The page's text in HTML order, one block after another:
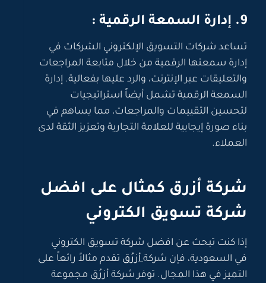
9. إدارة السمعة الرقمية :
تساعد شركات التسويق الإلكتروني الشركات في
إدارة سمعتها الرقمية من خلال متابعة المراجعات
والتعليقات عبر الإنترنت، والرد عليها بفعالية. إدارة
السمعة الرقمية تشمل أيضاً استراتيجيات
لتحسين التقييمات والمراجعات، مما يساهم في
بناء صورة إيجابية للعلامة التجارية وتعزيز الثقة لدى
العملاء.
شركة أزرق كمثال على افضل
شركة تسويق الكتروني
إذا كنت تبحث عن افضل شركة تسويق الكتروني
في السعودية، فإن شركةأزرُق تقدم مثالاً رائعاً على
التميز في هذا المجال. توفر شركة أزرُق مجموعة